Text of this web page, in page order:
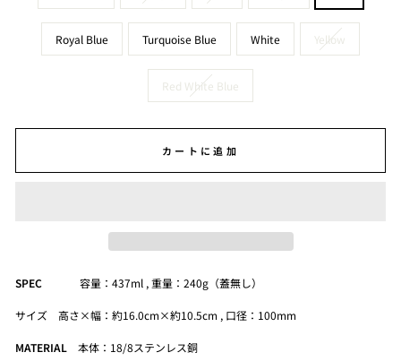
Royal Blue Turquoise Blue White Yellow
Red White Blue
カートに追加
SPEC 容量：437ml , 重量：240g（蓋無し）
サイズ 高さ×幅：約16.0cm×約10.5cm , 口径：100mm
MATERIAL 本体：18/8ステンレス銅